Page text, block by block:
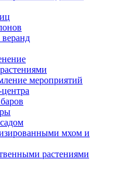
мероприятий
мхом и
растениями